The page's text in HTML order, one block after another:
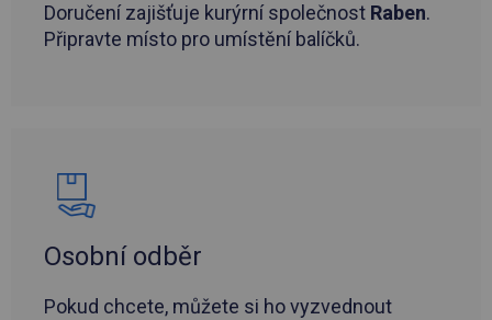
Doručení zajišťuje kurýrní společnost Raben.
Připravte místo pro umístění balíčků.
Osobní odběr
Pokud chcete, můžete si ho vyzvednout